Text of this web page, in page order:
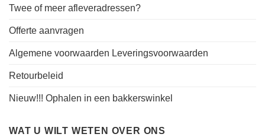
Twee of meer afleveradressen?
Offerte aanvragen
Algemene voorwaarden Leveringsvoorwaarden
Retourbeleid
Nieuw!!! Ophalen in een bakkerswinkel
WAT U WILT WETEN OVER ONS